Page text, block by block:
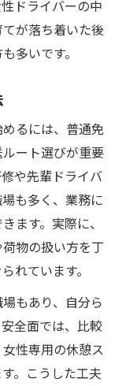
ドライバーの中
が落ち着いた後
多いです。
るには、普通免
ート選びが重要
や先輩ドライバ
も多く、業務に
ます。実際に、
物の扱い方を丁
れています。
もあり、自分ら
全面では、比較
性専用の休憩ス
。こうした工夫